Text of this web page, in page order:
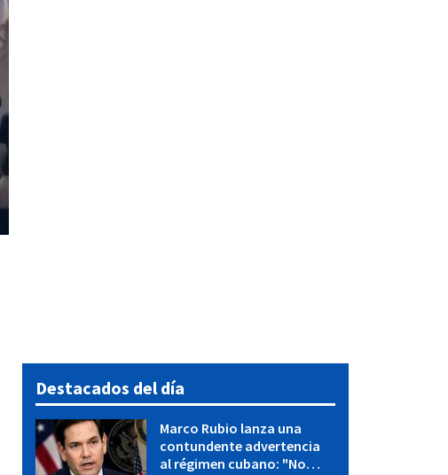
Destacados del día
Marco Rubio lanza una
contundente advertencia
al régimen cubano: "No